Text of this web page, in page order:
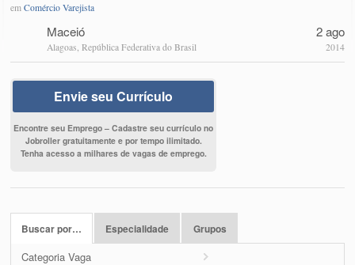
emComércio Varejista
Maceió
Alagoas, República Federativa do Brasil
2 ago
2014
Envie seu Currículo
Encontre seu Emprego – Cadastre seu currículo no
Jobroller gratuitamente e por tempo ilimitado.
Tenha acesso a milhares de vagas de emprego.
Buscar por… Especialidade Grupos
Categoria Vaga